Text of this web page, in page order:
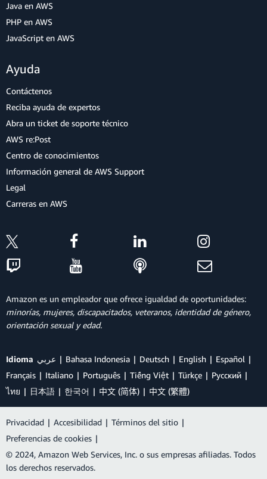
Java en AWS
PHP en AWS
JavaScript en AWS
Ayuda
Contáctenos
Reciba ayuda de expertos
Abra un ticket de soporte técnico
AWS re:Post
Centro de conocimientos
Información general de AWS Support
Legal
Carreras en AWS
Amazon es un empleador que ofrece igualdad de oportunidades:
minorías, mujeres, discapacitados, veteranos, identidad de género,
orientación sexual y edad.
Idioma عربي Bahasa Indonesia Deutsch English
Español
Français
Italiano Português Tiếng Việt Türkçe
Ρусский
ไทย
日本語 한국어 中文 (简体) 中文 (繁體)
Privacidad | Accesibilidad | Términos del sitio |
Preferencias de cookies |
© 2024, Amazon Web Services, Inc. o sus empresas afiliadas. Todos
los derechos reservados.